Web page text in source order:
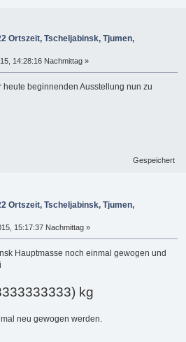
Ortszeit, Tscheljabinsk, Tjumen,
14:28:16 Nachmittag »
beginnenden Ausstellung nun zu
Gespeichert
Ortszeit, Tscheljabinsk, Tjumen,
15:17:37 Nachmittag »
Hauptmasse noch einmal gewogen und
kg
neu gewogen werden.